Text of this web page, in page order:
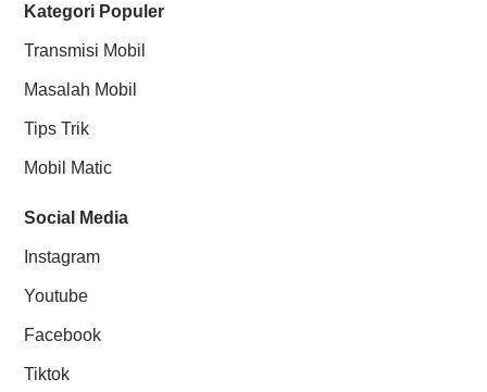
Kategori Populer
Transmisi Mobil
Masalah Mobil
Tips Trik
Mobil Matic
Social Media
Instagram
Youtube
Facebook
Tiktok